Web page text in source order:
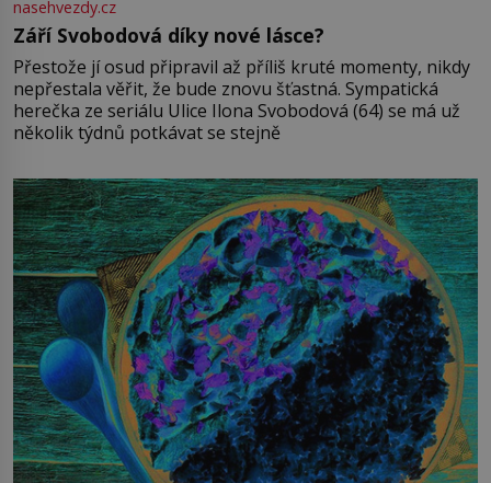
nasehvezdy.cz
Září Svobodová díky nové lásce?
Přestože jí osud připravil až příliš kruté momenty, nikdy
nepřestala věřit, že bude znovu šťastná. Sympatická
herečka ze seriálu Ulice Ilona Svobodová (64) se má už
několik týdnů potkávat se stejně